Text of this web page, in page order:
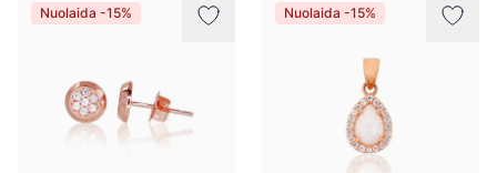
Nuolaida -15% Nuolaida -15%